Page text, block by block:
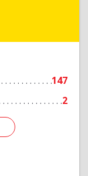
147
2
Подробнее